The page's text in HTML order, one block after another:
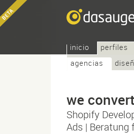
inicio
perfiles
agencias
we
Shopify
Ads | Beratung